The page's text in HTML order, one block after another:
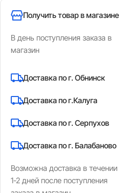
Получить товар в магазине
В день поступления заказа в
магазин
Доставка по г. Обнинск
Доставка по г.Калуга
Доставка по г. Серпухов
Доставка по г. Балабаново
Возможна доставка в течении
1-2 дней после поступления